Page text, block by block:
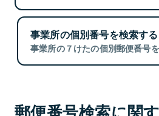
事業所の個別番号を検索する
事業所の７けたの個別郵便番号